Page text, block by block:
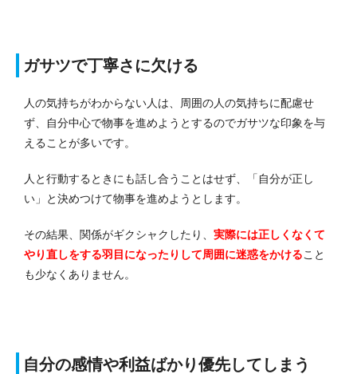
ガサツで丁寧さに欠ける
人の気持ちがわからない人は、周囲の人の気持ちに配慮せ
ず、自分中心で物事を進めようとするのでガサツな印象を与
えることが多いです。
人と行動するときにも話し合うことはせず、「自分が正し
い」と決めつけて物事を進めようとします。
その結果、関係がギクシャクしたり、 実際には正しくなくて
やり直しをする羽目になったりして周囲に迷惑をかけること
も少なくありません。
自分の感情や利益ばかり優先してしまう